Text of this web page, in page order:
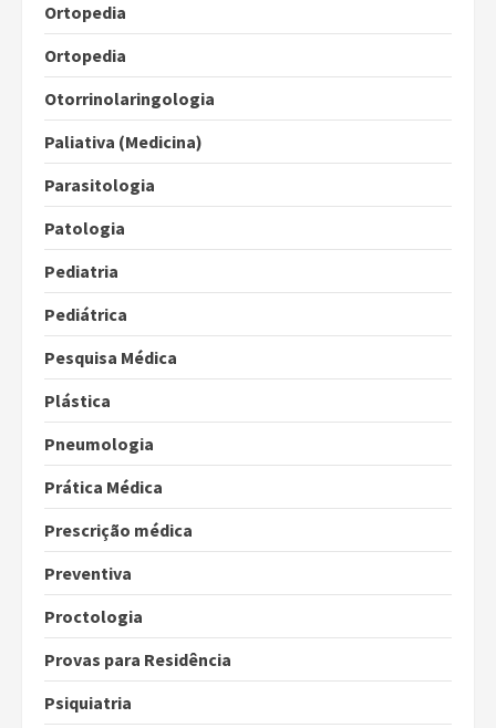
Ortopedia
Ortopedia
Otorrinolaringologia
Paliativa (Medicina)
Parasitologia
Patologia
Pediatria
Pediátrica
Pesquisa Médica
Plástica
Pneumologia
Prática Médica
Prescrição médica
Preventiva
Proctologia
Provas para Residência
Psiquiatria